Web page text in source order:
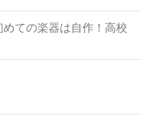
めての楽器は自作！高校